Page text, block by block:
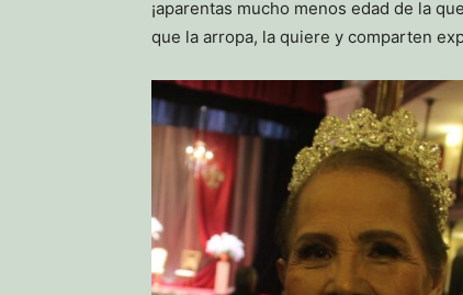
¡aparentas mucho menos edad de la
que la arropa, la quiere y comparten